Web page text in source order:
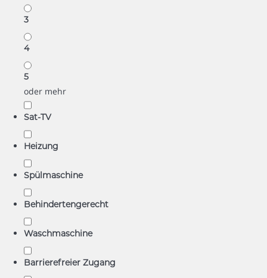
3
4
5
oder mehr
Sat-TV
Heizung
Spülmaschine
Behindertengerecht
Waschmaschine
Barrierefreier Zugang